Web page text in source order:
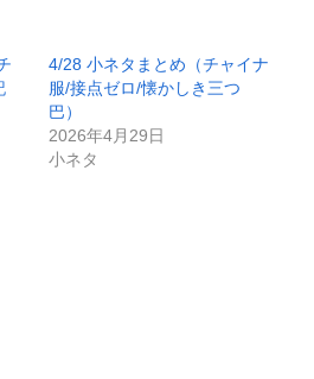
4/28 小ネタまとめ（チャイナ
服/接点ゼロ/懐かしき三つ
巴）
2026年4月29日
小ネタ